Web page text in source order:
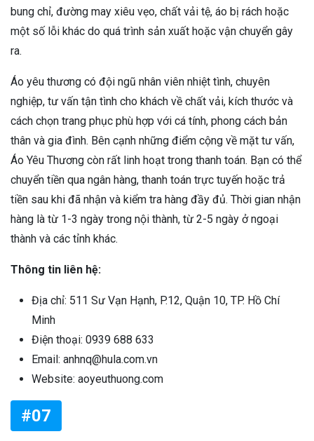
bung chỉ, đường may xiêu vẹo, chất vải tệ, áo bị rách hoặc
một số lỗi khác do quá trình sản xuất hoặc vận chuyển gây
ra.
Áo yêu thương có đội ngũ nhân viên nhiệt tình, chuyên
nghiệp, tư vấn tận tình cho khách về chất vải, kích thước và
cách chọn trang phục phù hợp với cá tính, phong cách bản
thân và gia đình. Bên cạnh những điểm cộng về mặt tư vấn,
Áo Yêu Thương còn rất linh hoạt trong thanh toán. Bạn có thể
chuyển tiền qua ngân hàng, thanh toán trực tuyến hoặc trả
tiền sau khi đã nhận và kiểm tra hàng đầy đủ. Thời gian nhận
hàng là từ 1-3 ngày trong nội thành, từ 2-5 ngày ở ngoại
thành và các tỉnh khác.
Thông tin liên hệ:
Địa chỉ: 511 Sư Vạn Hạnh, P.12, Quận 10, TP. Hồ Chí
Minh
Điện thoại: 0939 688 633
Email: anhnq@hula.com.vn
Website: aoyeuthuong.com
#07